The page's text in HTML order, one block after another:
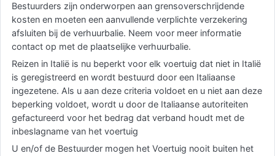
Bestuurders zijn onderworpen aan grensoverschrijdende
kosten en moeten een aanvullende verplichte verzekering
afsluiten bij de verhuurbalie. Neem voor meer informatie
contact op met de plaatselijke verhuurbalie.
Reizen in Italië is nu beperkt voor elk voertuig dat niet in Italië
is geregistreerd en wordt bestuurd door een Italiaanse
ingezetene. Als u aan deze criteria voldoet en u niet aan deze
beperking voldoet, wordt u door de Italiaanse autoriteiten
gefactureerd voor het bedrag dat verband houdt met de
inbeslagname van het voertuig
U en/of de Bestuurder mogen het Voertuig nooit buiten het